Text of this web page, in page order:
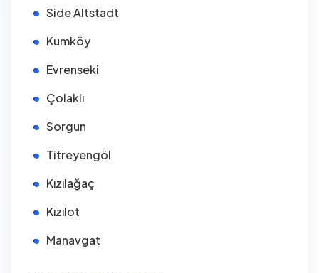
Side Altstadt
Kumköy
Evrenseki
Çolaklı
Sorgun
Titreyengöl
Kızılağaç
Kızılot
Manavgat